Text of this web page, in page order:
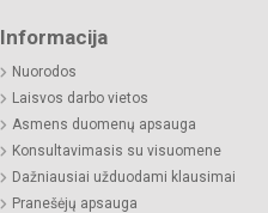
Informacija
Nuorodos
Laisvos darbo vietos
Asmens duomenų apsauga
Konsultavimasis su visuomene
Dažniausiai užduodami klausimai
Pranešėjų apsauga